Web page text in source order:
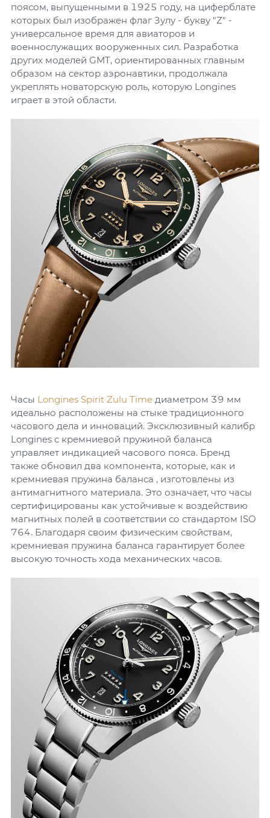
поясом, выпущенными в 1925 году, на циферблате
которых был изображен флаг Зулу - букву "Z" -
универсальное время для авиаторов и
военнослужащих вооруженных сил. Разработка
других моделей GMT, ориентированных главным
образом на сектор аэронавтики, продолжала
укреплять новаторскую роль, которую Longines
играет в этой области.
Часы Longines Spirit Zulu Time диаметром 39 мм
идеально расположены на стыке традиционного
часового дела и инноваций. Эксклюзивный калибр
Longines с кремниевой пружиной баланса
управляет индикацией часового пояса. Бренд
также обновил два компонента, которые, как и
кремниевая пружина баланса , изготовлены из
антимагнитного материала. Это означает, что часы
сертифицированы как устойчивые к воздействию
магнитных полей в соответствии со стандартом ISO
764. Благодаря своим физическим свойствам,
кремниевая пружина баланса гарантирует более
высокую точность хода механических часов.